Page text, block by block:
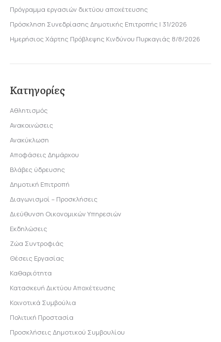
Πρόγραμμα εργασιών δικτύου αποχέτευσης
Πρόσκληση Συνεδρίασης Δημοτικής Επιτροπής | 31/2026
Ημερήσιος Χάρτης Πρόβλεψης Κινδύνου Πυρκαγιάς 8/8/2026
Κατηγορίες
Αθλητισμός
Ανακοινώσεις
Ανακύκλωση
Αποφάσεις Δημάρχου
Βλάβες ύδρευσης
Δημοτική Επιτροπή
Διαγωνισμοί – Προσκλήσεις
Διεύθυνση Οικονομικών Υπηρεσιών
Εκδηλώσεις
Ζώα Συντροφιάς
Θέσεις Εργασίας
Καθαριότητα
Κατασκευή Δικτύου Αποχέτευσης
Κοινοτικά Συμβούλια
Πολιτική Προστασία
Προσκλήσεις Δημοτικού Συμβουλίου